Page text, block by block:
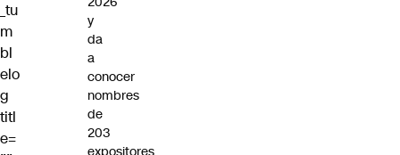
_tu
m
bl
elo
g
titl
e=
y
da
a
conocer
nombres
de
203
expositores